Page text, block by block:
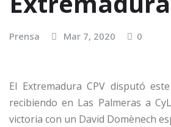
Prensa Mar 7, 2020 0
El Extremadura CPV disputó
recibiendo en Las Palmeras a
victoria con un David Domènech